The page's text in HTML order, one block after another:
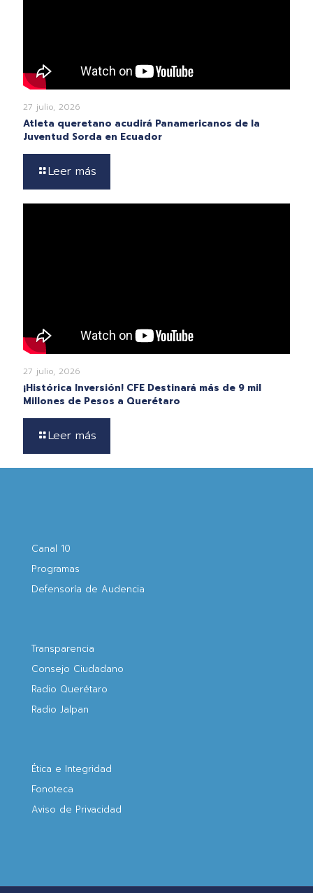
27 julio, 2026
Atleta queretano acudirá Panamericanos de la
Juventud Sorda en Ecuador
Leer más
27 julio, 2026
¡Histórica Inversión! CFE Destinará más de 9 mil
Millones de Pesos a Querétaro
Leer más
Canal 10
Programas
Defensoría de Audencia
Transparencia
Consejo Ciudadano
Radio Querétaro
Radio Jalpan
Ética e Integridad
Fonoteca
Aviso de Privacidad